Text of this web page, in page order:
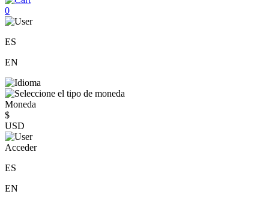
0
ES
EN
Moneda
$
USD
Acceder
ES
EN